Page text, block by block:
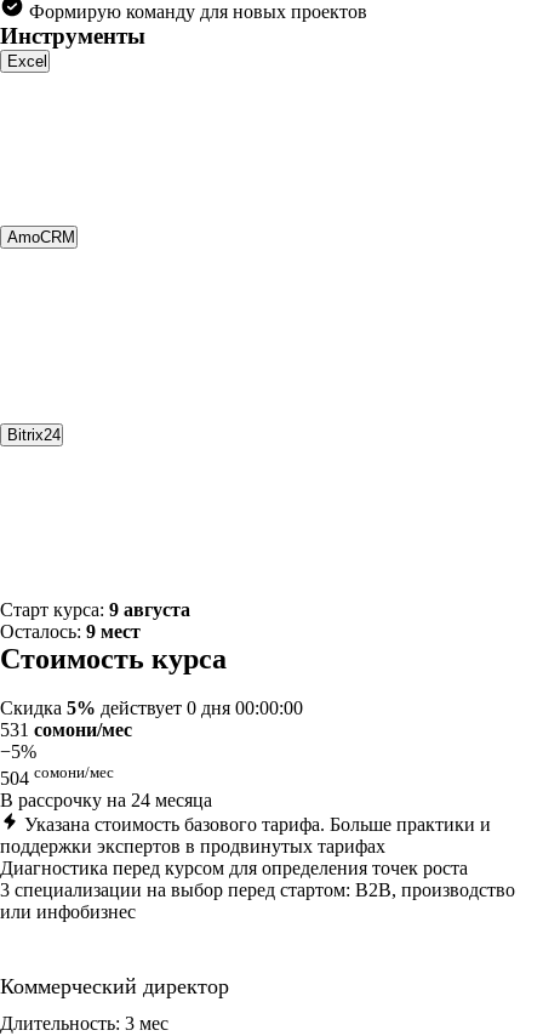
Формирую команду для новых проектов
Инструменты
Excel
AmoCRM
Bitrix24
Старт курса: 9 августа
Осталось: 9 мест
Стоимость курса
Скидка 5% действует 0 дня 00:00:00
531 сомони/мес
−5%
504 сомони/мес
В рассрочку на 24 месяца
Указана стоимость базового тарифа. Больше практики и
поддержки экспертов в продвинутых тарифах
Диагностика перед курсом для определения точек роста
3 специализации на выбор перед стартом: B2B, производство
или инфобизнес
Коммерческий директор
Длительность: 3 мес